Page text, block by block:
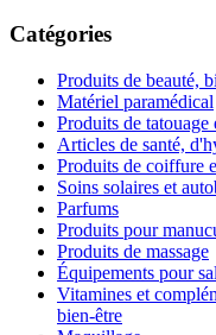
Catégories
Produits de beauté,
Matériel paramédical
Produits de tatouage
Articles de santé,
Produits de coiffure
Soins solaires et
Parfums
Produits pour
Produits de massage
Équipements pour
Vitamines et
bien-être